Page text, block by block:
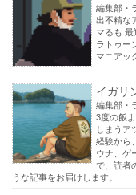
編集部・
出不精な
マるも
ラトゥー
マニアッ
イガリ
編集部・
3度の飯
しまうア
経験から
ウナ、ゲ
で、読者
うな記事をお届けします。